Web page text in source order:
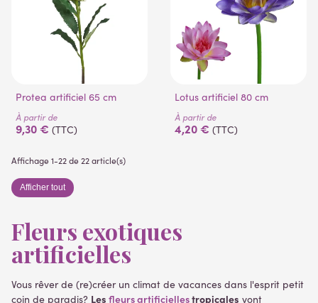
Protea artificiel 65 cm
À partir de
9,30 € (TTC)
Lotus artificiel 80 cm
À partir de
4,20 € (TTC)
Affichage 1-22 de 22 article(s)
Afficher tout
Fleurs exotiques
artificielles
Vous rêver de (re)créer un climat de vacances dans l'esprit petit
coin de paradis? Les fleurs artificiellestropicales vont